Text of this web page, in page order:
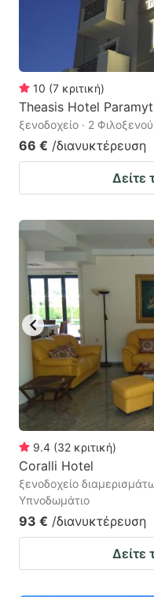
10 (7 κριτική)
Theasis Hotel
ξενοδοχείο · 2
66 € /διανυκτέρευση
Δείτε
9.4 (32 κριτική)
Coralli Hotel
ξενοδοχείο
Υπνοδωμάτιο
93 € /διανυκτέρευση
Δείτε